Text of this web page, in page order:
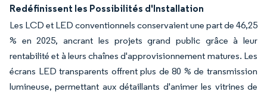
Redéfinissent les Possibilités d'Installation
Les LCD et LED conventionnels conservaient une part de 46,25
% en 2025, ancrant les projets grand public grâce à leur
rentabilité et à leurs chaînes d'approvisionnement matures. Les
écrans LED transparents offrent plus de 80 % de transmission
lumineuse, permettant aux détaillants d'animer les vitrines de